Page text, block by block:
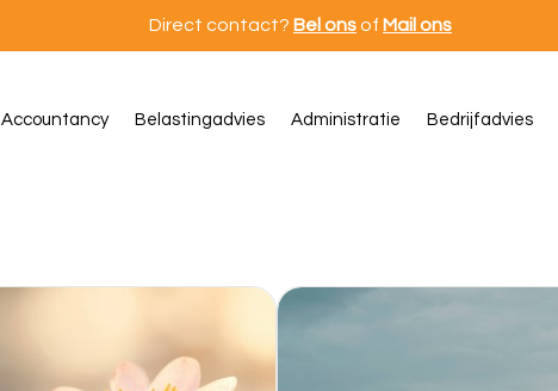
Direct contact? Bel onsof Mail ons
Accountancy Belastingadvies Administratie Bedrijfadvies